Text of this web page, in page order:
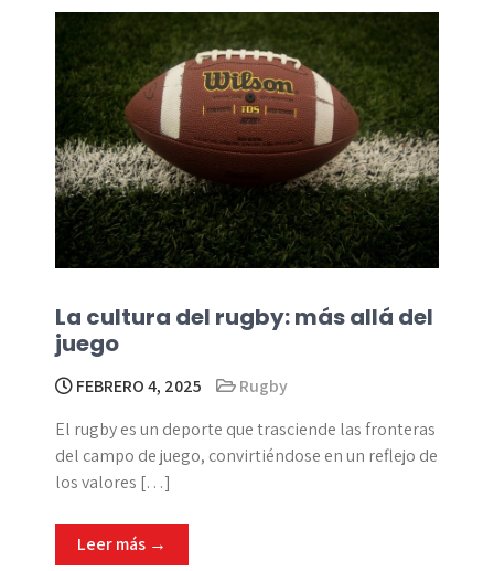
La cultura del rugby: más allá del
juego
FEBRERO 4, 2025
Rugby
El rugby es un deporte que trasciende las fronteras
del campo de juego, convirtiéndose en un reflejo de
los valores […]
Leer más →